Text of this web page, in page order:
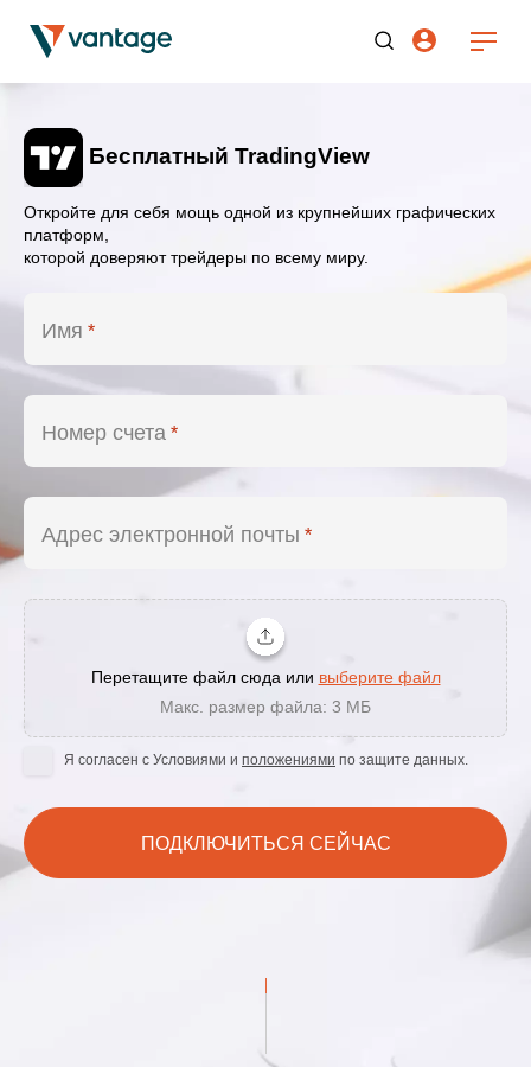
Бесплатный TradingView
Откройте для себя мощь одной из крупнейших графических
платформ,
которой доверяют трейдеры по всему миру.
Имя *
Номер счета *
Адрес электронной почты *
Перетащите файл сюда или выберите файл
Макc. размер файла: 3 МБ
Я согласен с Условиями и положениями по защите данных.